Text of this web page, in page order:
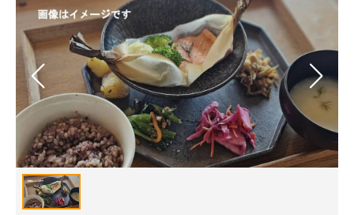
メディア
注目記事を集めた総合ページ
ITの今と未来を見通す
スマホと通信の最新トレンド
進化するPCとデバイスの未来
好きが集まる 比べて選べる
ビジネスと働き方のヒント